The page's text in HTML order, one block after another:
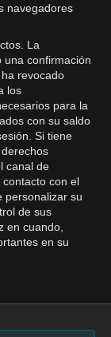
navegadores
La
una confirmación
revocado
los
para la
con su saldo
Si tiene
canal de
con el
personalizar su
de sus
en cuando,
en su